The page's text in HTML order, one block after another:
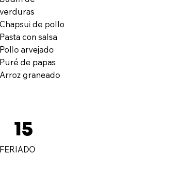
verduras
Chapsui de pollo
Pasta con salsa
Pollo arvejado
Puré de papas
Arroz graneado
15
FERIADO